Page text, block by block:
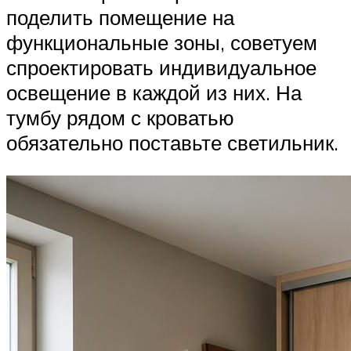
поделить помещение на
функциональные зоны, советуем
спроектировать индивидуальное
освещение в каждой из них. На
тумбу рядом с кроватью
обязательно поставьте светильник.